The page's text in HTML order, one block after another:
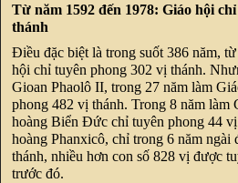
Từ năm 1592 đến 1978: Giáo hội
thánh
Điều đặc biệt là trong suốt 386 năm,
hội chỉ tuyên phong 302 vị thánh.
Gioan Phaolô II, trong 27 năm làm
phong 482 vị thánh. Trong 8 năm
hoàng Biển Đức chỉ tuyên phong 44
hoàng Phanxicô, chỉ trong 6 năm ngài
thánh, nhiều hơn con số 828 vị được
trước đó.